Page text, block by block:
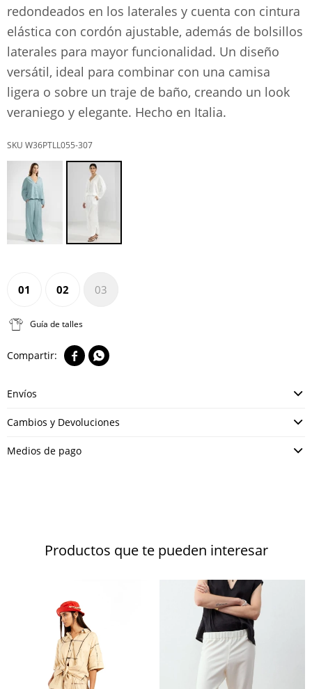
redondeados en los laterales y cuenta con cintura
elástica con cordón ajustable, además de bolsillos
laterales para mayor funcionalidad. Un diseño
versátil, ideal para combinar con una camisa
ligera o sobre un traje de baño, creando un look
veraniego y elegante. Hecho en Italia.
W36PTLL055-307
01 02 03
Guía de talles
 
Envíos
Cambios y Devoluciones
Medios de pago
Productos que te pueden interesar